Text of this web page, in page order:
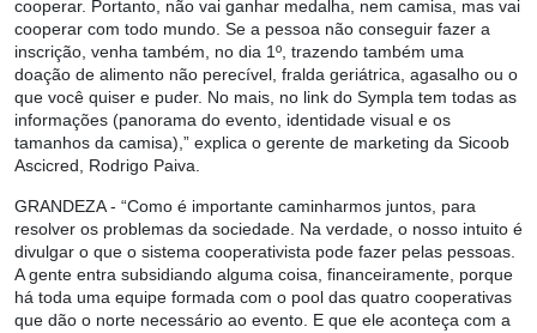
cooperar. Portanto, não vai ganhar medalha, nem camisa, mas vai
cooperar com todo mundo. Se a pessoa não conseguir fazer a
inscrição, venha também, no dia 1º, trazendo também uma
doação de alimento não perecível, fralda geriátrica, agasalho ou o
que você quiser e puder. No mais, no link do Sympla tem todas as
informações (panorama do evento, identidade visual e os
tamanhos da camisa),” explica o gerente de marketing da Sicoob
Ascicred, Rodrigo Paiva.
GRANDEZA - “Como é importante caminharmos juntos, para
resolver os problemas da sociedade. Na verdade, o nosso intuito é
divulgar o que o sistema cooperativista pode fazer pelas pessoas.
A gente entra subsidiando alguma coisa, financeiramente, porque
há toda uma equipe formada com o pool das quatro cooperativas
que dão o norte necessário ao evento. E que ele aconteça com a